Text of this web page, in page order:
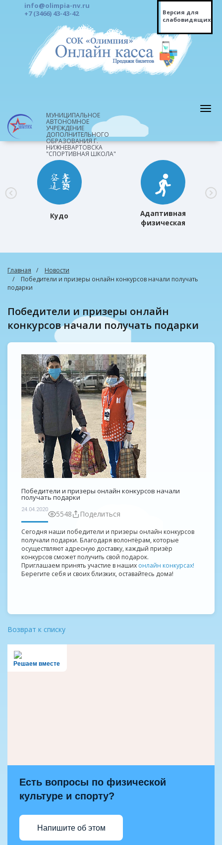
info@olimpia-nv.ru
+7 (3466) 43-43-42
Версия для
слабовидящих
МУНИЦИПАЛЬНОЕ
АВТОНОМНОЕ
УЧРЕЖДЕНИЕ
ДОПОЛНИТЕЛЬНОГО
ОБРАЗОВАНИЯ Г.
НИЖНЕВАРТОВСКА
"СПОРТИВНАЯ ШКОЛА"
Кудо
Адаптивная
физическая
Главная
Новости
Победители и призеры онлайн конкурсов начали получать
подарки
Победители и призеры онлайн
конкурсов начали получать подарки
Победители и призеры онлайн конкурсов начали
получать подарки
24.04.2020 5548 Поделиться
Сегодня наши победители и призеры онлайн конкурсов
получали подарки. Благодаря волонтёрам, которые
осуществляют адресную доставку, каждый призёр
конкурсов сможет получить свой подарок.
Приглашаем принять участие в наших онлайн конкурсах!
Берегите себя и своих близких, оставайтесь дома!
Возврат к списку
Решаем вместе
Есть вопросы по физической
культуре и спорту?
Напишите об этом